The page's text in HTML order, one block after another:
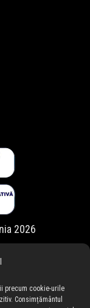
precum cookie-urile
Consimțământul
2026